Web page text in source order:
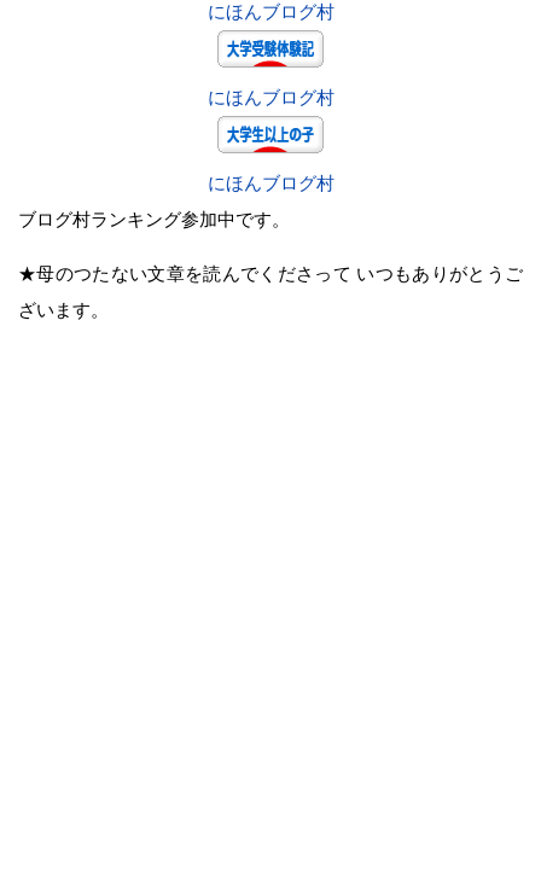
にほんブログ村
にほんブログ村
にほんブログ村
ブログ村ランキング参加中です。
★母のつたない文章を読んでくださって いつもありがとうご
ざいます。